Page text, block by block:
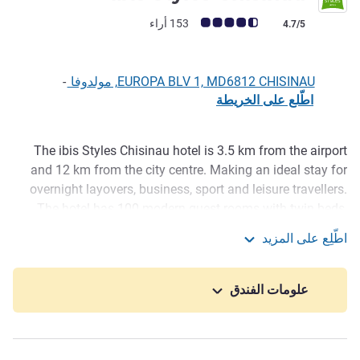
ملاحظة أراء العملاء (رأي ALL)
4.7/5 153 أراء
EUROPA BLV 1, MD6812 CHISINAU, مولدوفا
-
اطّلع على الخريطة
الوصف
The ibis Styles Chisinau hotel is 3.5 km from the airport
and 12 km from the city centre. Making an ideal stay for
overnight layovers, business, sport and leisure travellers.
single beds, family rooms and suites. Three on-site high
tech conference rooms. All day dining restaurant with
international cuisine and classy bar offering wine tasting
and selective drinks. Airport shuttle service is available
Chisinau is Moldova's main industrial and commercial
اطّلِع على المزيد
علومات الفندق